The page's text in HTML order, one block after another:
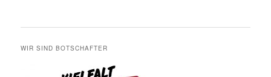
WIR SIND BOTSCHAFTER